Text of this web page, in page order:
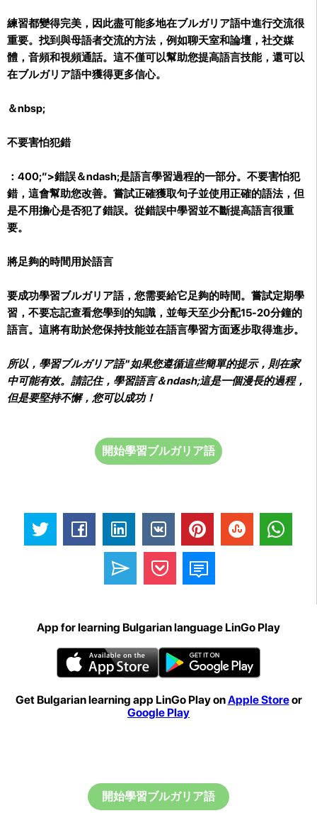
練習都變得完美，因此盡可能多地在ブルガリア語中進行交流很
重要。找到與母語者交流的方法，例如聊天室和論壇，社交媒
體，音頻和視頻通話。這不僅可以幫助您提高語言技能，還可以
在ブルガリア語中獲得更多信心。
＆nbsp;
不要害怕犯錯
：400;”>錯誤＆ndash;是語言學習過程的一部分。不要害怕犯
錯，這會幫助您改善。嘗試正確獲取句子並使用正確的語法，但
是不用擔心是否犯了錯誤。從錯誤中學習並不斷提高語言很重
要。
將足夠的時間用於語言
要成功學習ブルガリア語，您需要給它足夠的時間。嘗試定期學
習，不要忘記查看您學到的知識，並每天至少分配15-20分鐘的
語言。這將有助於您保持技能並在語言學習方面逐步取得進步。
所以，學習ブルガリア語'' 如果您遵循這些簡單的提示，則在家
中可能有效。請記住，學習語言＆ndash;這是一個漫長的過程，
但是要堅持不懈，您可以成功！
開始學習ブルガリア語
App for learning Bulgarian language LinGo Play
Get Bulgarian learning app LinGo Play onApple Storeor
Google Play
開始學習ブルガリア語